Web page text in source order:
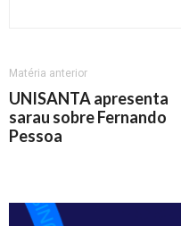
Matéria anterior
UNISANTA apresenta
sarau sobre Fernando
Pessoa